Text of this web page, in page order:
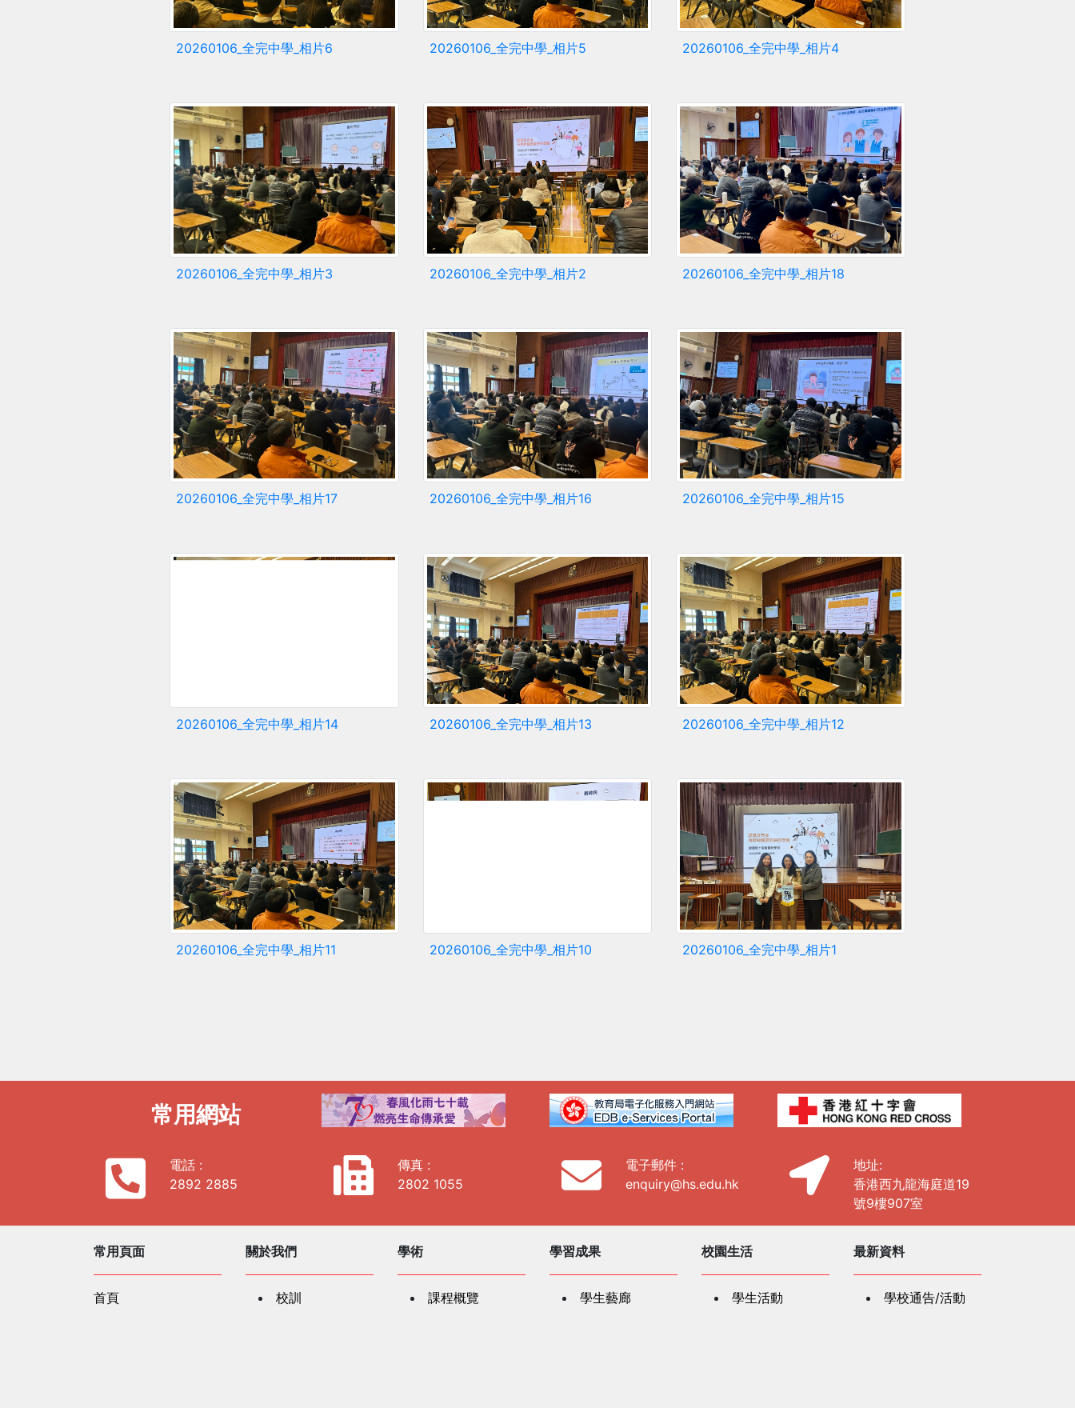
20260106_全完中學_相片6 20260106_全完中學_相片5 20260106_全完中學_相片4
20260106_全完中學_相片3 20260106_全完中學_相片2 20260106_全完中學_相片18
20260106_全完中學_相片17 20260106_全完中學_相片16 20260106_全完中學_相片15
20260106_全完中學_相片14 20260106_全完中學_相片13 20260106_全完中學_相片12
20260106_全完中學_相片11 20260106_全完中學_相片10 20260106_全完中學_相片1
常用網站
電話 :
2892 2885
傳真 :
2802 1055
電子郵件 :
enquiry@hs.edu.hk
地址:
香港西九龍海庭道19
號9樓907室
常用頁面
首頁
關於我們
校訓
學術
課程概覽
學習成果
學生藝廊
校園生活
學生活動
最新資料
學校通告/活動